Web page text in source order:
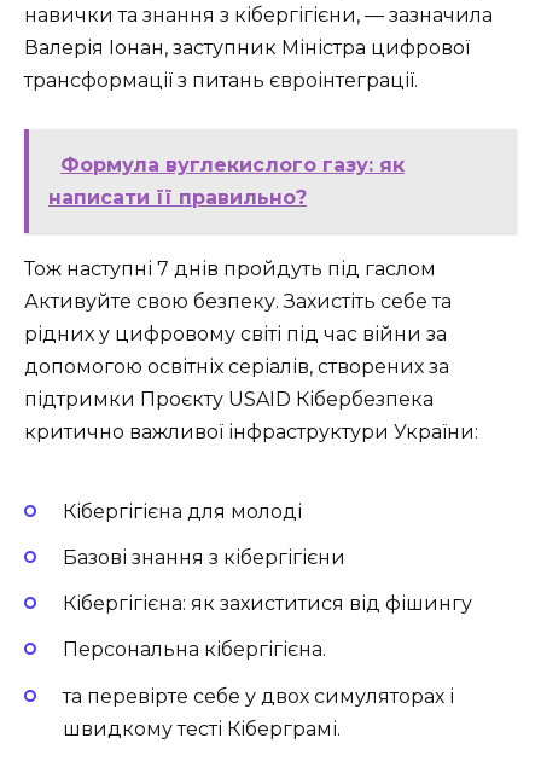
навички та знання з кібергігієни, — зазначила
Валерія Іонан, заступник Міністра цифрової
трансформації з питань євроінтеграції.
Формула вуглекислого газу: як
написати її правильно?
Тож наступні 7 днів пройдуть під гаслом
Активуйте свою безпеку. Захистіть себе та
рідних у цифровому світі під час війни за
допомогою освітніх серіалів, створених за
підтримки Проєкту USAID Кібербезпека
критично важливої інфраструктури України:
Кібергігієна для молоді
Базові знання з кібергігієни
Кібергігієна: як захиститися від фішингу
Персональна кібергігієна.
та перевірте себе у двох симуляторах і
швидкому тесті Кіберграмі.